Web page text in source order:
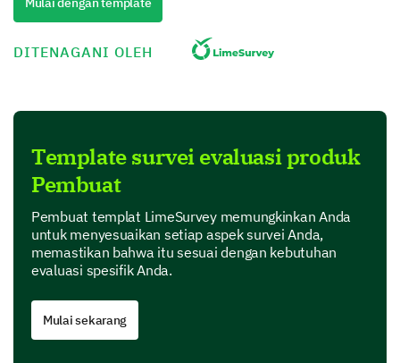
Ease of use
Functionality
Customer support
Which feature do you find most valuable?
DITENAGANI OLEH
Template survei evaluasi produk
Pembuat
Pembuat templat LimeSurvey memungkinkan Anda
untuk menyesuaikan setiap aspek survei Anda,
memastikan bahwa itu sesuai dengan kebutuhan
evaluasi spesifik Anda.
Mulai sekarang